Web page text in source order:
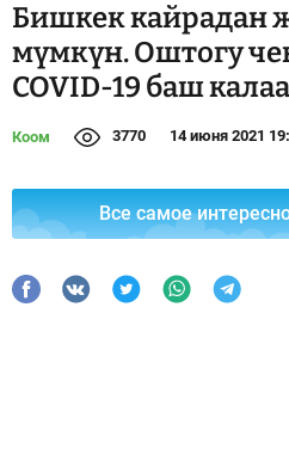
Бишкек
мүмкүн. Оштогу
COVID-19 баш
Коом 3770 14 июня 2021
Все самое